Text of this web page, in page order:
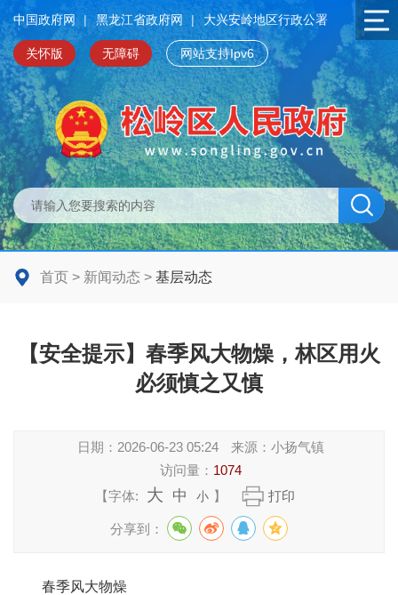
中国政府网 | 黑龙江省政府网 | 大兴安岭地区行政公署
关怀版 无障碍 网站支持Ipv6
首页 > 新闻动态 > 基层动态
【安全提示】春季风大物燥，林区用火
必须慎之又慎
日期： 2026-06-23 05:24 来源： 小扬气镇
访问量： 1074
【字体:
大 中 小 】 打印
分享到：
春季风大物燥